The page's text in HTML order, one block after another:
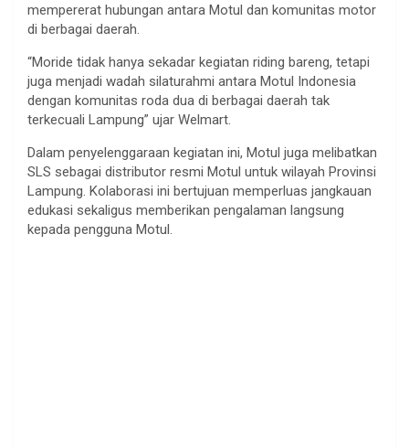
mempererat hubungan antara Motul dan komunitas motor
di berbagai daerah.
“Moride tidak hanya sekadar kegiatan riding bareng, tetapi
juga menjadi wadah silaturahmi antara Motul Indonesia
dengan komunitas roda dua di berbagai daerah tak
terkecuali Lampung” ujar Welmart.
Dalam penyelenggaraan kegiatan ini, Motul juga melibatkan
SLS sebagai distributor resmi Motul untuk wilayah Provinsi
Lampung. Kolaborasi ini bertujuan memperluas jangkauan
edukasi sekaligus memberikan pengalaman langsung
kepada pengguna Motul.